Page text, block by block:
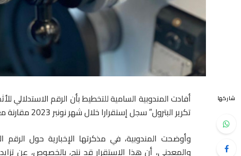
شاركها
أفادت المندوبية السامية للتخطيط بأن الرقم الاستدلالي
تكرير البترول” سجل إستقرارا خلال شهر نونبر 2023 مقارنة مع شهر أكتوبر 2023.
وأوضحت المندوبية، في مذكرتها الإخبارية حول الرقم